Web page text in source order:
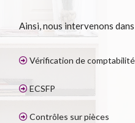
Ainsi, nous intervenons
Vérification de comptabilité
ECSFP
Contrôles sur pièces